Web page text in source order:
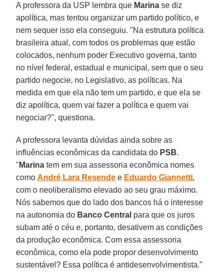
A professora da USP lembra que Marina se diz
apolítica, mas tentou organizar um partido político, e
nem sequer isso ela conseguiu. "Na estrutura política
brasileira atual, com todos os problemas que estão
colocados, nenhum poder Executivo governa, tanto
no nível federal, estadual e municipal, sem que o seu
partido negocie, no Legislativo, as políticas. Na
medida em que ela não tem um partido, e que ela se
diz apolítica, quem vai fazer a política e quem vai
negociar?", questiona.
A professora levanta dúvidas ainda sobre as
influências econômicas da candidata do PSB.
" Marina tem em sua assessoria econômica nomes
comoAndré Lara Resende e Eduardo Giannetti,
com o neoliberalismo elevado ao seu grau máximo.
Nós sabemos que do lado dos bancos há o interesse
na autonomia do Banco Central para que os juros
subam até o céu e, portanto, desativem as condições
da produção econômica. Com essa assessoria
econômica, como ela pode propor desenvolvimento
sustentável? Essa política é antidesenvolvimentista."